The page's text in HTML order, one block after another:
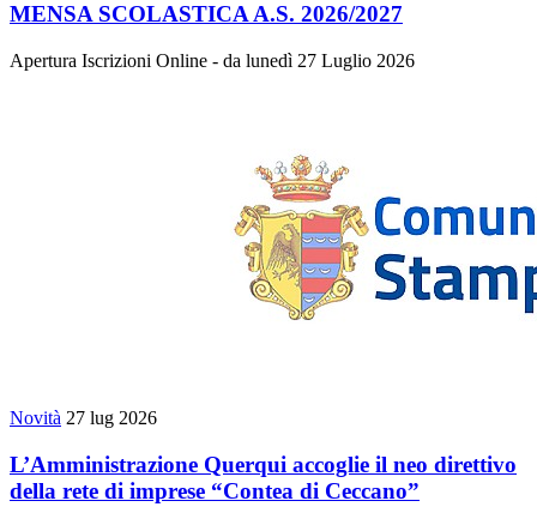
MENSA SCOLASTICA A.S. 2026/2027
Apertura Iscrizioni Online - da lunedì 27 Luglio 2026
Novità 27 lug 2026
L’Amministrazione Querqui accoglie il neo direttivo
della rete di imprese “Contea di Ceccano”